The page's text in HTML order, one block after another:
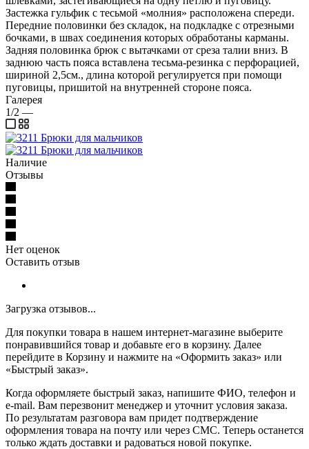
Застежка гульфик с тесьмой «молния» расположена спереди.
Передние половинки без складок, на подкладке с отрезными
бочками, в швах соединения которых обработаны карманы.
Задняя половинка брюк с вытачками от среза талии вниз. В
заднюю часть пояса вставлена тесьма-резинка с перфорацией,
шириной 2,5см., длина которой регулируется при помощи
пуговицы, пришитой на внутренней стороне пояса.
Галерея
1/2 —
Наличие
Отзывы
Нет оценок
Оставить отзыв
Загрузка отзывов...
Для покупки товара в нашем интернет-магазине выберите
понравившийся товар и добавьте его в корзину. Далее
перейдите в Корзину и нажмите на «Оформить заказ» или
«Быстрый заказ».
Когда оформляете быстрый заказ, напишите ФИО, телефон и
e-mail. Вам перезвонит менеджер и уточнит условия заказа.
По результатам разговора вам придет подтверждение
оформления товара на почту или через СМС. Теперь останется
только ждать доставки и радоваться новой покупке.